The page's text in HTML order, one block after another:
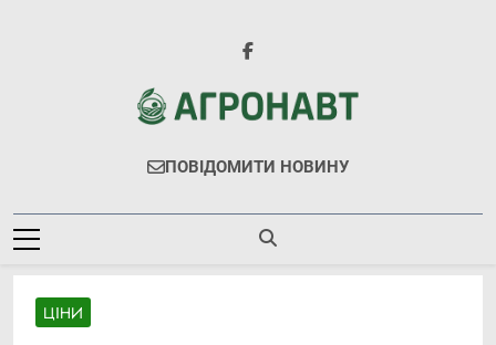
Агронавт
Новини Українського Агробізнесу
ПОВІДОМИТИ НОВИНУ
ЦІНИ